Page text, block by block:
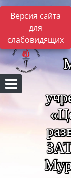
Версия сайта
для
слабовидящих